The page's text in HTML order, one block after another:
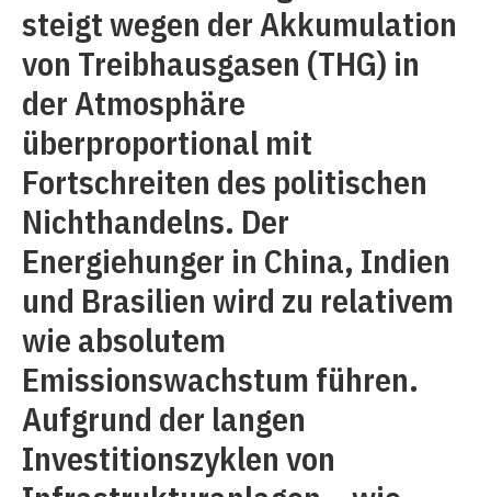
steigt wegen der Akkumulation
von Treibhausgasen (THG) in
der Atmosphäre
überproportional mit
Fortschreiten des politischen
Nichthandelns. Der
Energiehunger in China, Indien
und Brasilien wird zu relativem
wie absolutem
Emissionswachstum führen.
Aufgrund der langen
Investitionszyklen von